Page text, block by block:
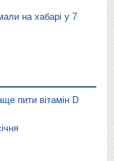
на хабарі у 7
пити вітамін D